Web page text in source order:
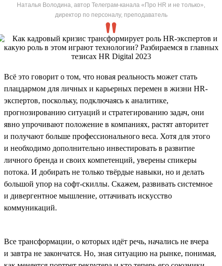
Наталья Володина, автор Телеграм-канала «Про HR и не только»,
директор по персоналу, преподаватель
Всё это говорит о том, что новая реальность может стать
плацдармом для личных и карьерных перемен в жизни HR-
экспертов, поскольку, подключаясь к аналитике,
прогнозированию ситуаций и стратегированию задач, они
явно упрочивают положение в компаниях, растят авторитет
и получают больше профессионального веса. Хотя для этого
и необходимо дополнительно инвестировать в развитие
личного бренда и своих компетенций, уверены спикеры
потока. И добирать не только твёрдые навыки, но и делать
большой упор на софт-скиллы. Скажем, развивать системное
и дивергентное мышление, оттачивать искусство
коммуникаций.
Все трансформации, о которых идёт речь, начались не вчера
и завтра не закончатся. Но, зная ситуацию на рынке, понимая,